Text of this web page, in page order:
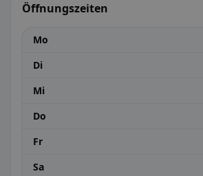
Öffnungszeiten
Mo
Di
Mi
Do
Fr
Sa